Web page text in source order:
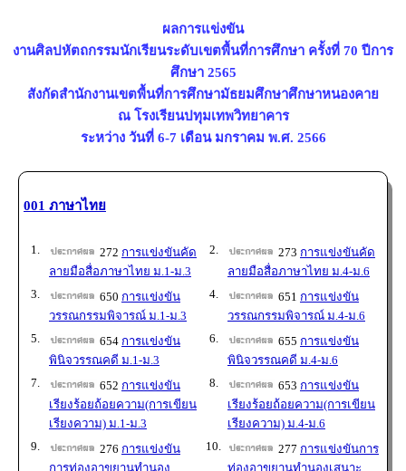
ผลการแข่งขัน
งานศิลปหัตถกรรมนักเรียนระดับเขตพื้นที่การศึกษา ครั้งที่ 70 ปีการ
ศึกษา 2565
สังกัดสำนักงานเขตพื้นที่การศึกษามัธยมศึกษาศึกษาหนองคาย
ณ โรงเรียนปทุมเทพวิทยาคาร
ระหว่าง วันที่ 6-7 เดือน มกราคม พ.ศ. 2566
001 ภาษาไทย
1. 272 การแข่งขันคัด
ลายมือสื่อภาษาไทย ม.1-ม.3
2. 273 การแข่งขันคัด
ลายมือสื่อภาษาไทย ม.4-ม.6
3.
650 การแข่งขัน
วรรณกรรมพิจารณ์ ม.1-ม.3
4. 651 การแข่งขัน
วรรณกรรมพิจารณ์ ม.4-ม.6
5.
654 การแข่งขัน
พินิจวรรณคดี ม.1-ม.3
6. 655 การแข่งขัน
พินิจวรรณคดี ม.4-ม.6
7.
652 การแข่งขัน
เรียงร้อยถ้อยความ(การเขียน
เรียงความ) ม.1-ม.3
8. 653 การแข่งขัน
เรียงร้อยถ้อยความ(การเขียน
เรียงความ) ม.4-ม.6
9.
276 การแข่งขัน
การท่องอาขยานทำนอง
10. 277 การแข่งขันการ
ท่องอาขยานทำนองเสนาะ